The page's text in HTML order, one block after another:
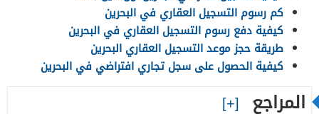
كم رسوم التسجيل العقاري في البحرين
كيفية دفع رسوم التسجيل العقاري في البحرين
طريقة حجز موعد التسجيل العقاري البحرين
كيفية الحصول على سجل تجاري افتراضي في البحرين
المراجع